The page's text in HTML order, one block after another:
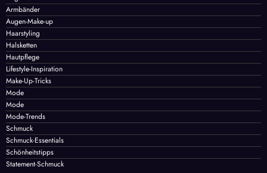
Allgemein
Armbänder
Augen-Make-up
Haarstyling
Halsketten
Hautpflege
Lifestyle-Inspiration
Make-Up-Tricks
Mode
Mode
Mode-Trends
Schmuck
Schmuck-Essentials
Schönheitstipps